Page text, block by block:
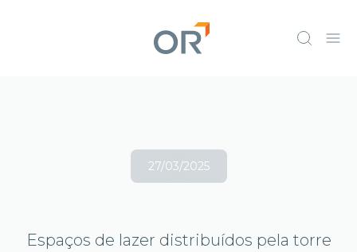
27/03/2025
Espaços de lazer distribuídos pela torre